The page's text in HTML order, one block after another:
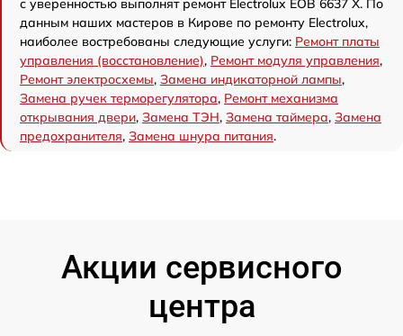
с уверенностью выполнят ремонт Electrolux EOB 6637 X. По
данным наших мастеров в Кирове по ремонту Electrolux,
наиболее востребованы следующие услуги: Ремонт платы
управления (восстановление), Ремонт модуля управления,
Ремонт электросхемы, Замена индикаторной лампы,
Замена ручек терморегулятора, Ремонт механизма
открывания двери, Замена ТЭН, Замена таймера, Замена
предохранителя, Замена шнура питания.
Акции сервисного
центра